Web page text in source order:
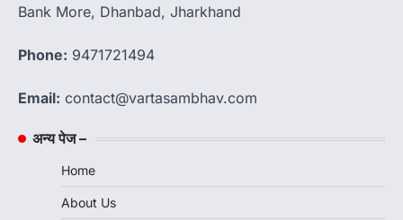
Bank More, Dhanbad, Jharkhand
Phone: 9471721494
Email: contact@vartasambhav.com
अन्य पेज –
Home
About Us